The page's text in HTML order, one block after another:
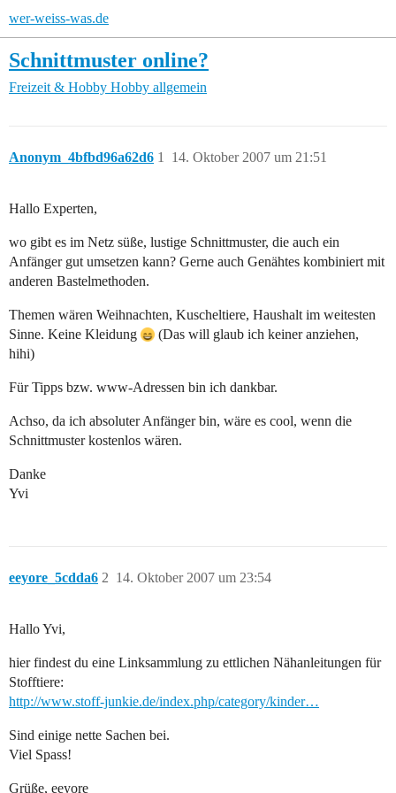
wer-weiss-was.de
Schnittmuster online?
Freizeit & Hobby Hobby allgemein
Anonym_4bfbd96a62d6 14. Oktober 2007 um 21:51
1
Hallo Experten,
wo gibt es im Netz süße, lustige Schnittmuster, die auch ein
Anfänger gut umsetzen kann? Gerne auch Genähtes kombiniert mit
anderen Bastelmethoden.
Themen wären Weihnachten, Kuscheltiere, Haushalt im weitesten
Sinne. Keine Kleidung
(Das will glaub ich keiner anziehen,
hihi)
Für Tipps bzw. www-Adressen bin ich dankbar.
Achso, da ich absoluter Anfänger bin, wäre es cool, wenn die
Schnittmuster kostenlos wären.
Danke
Yvi
eeyore_5cdda6 14. Oktober 2007 um 23:54
2
Hallo Yvi,
hier findest du eine Linksammlung zu ettlichen Nähanleitungen für
Stofftiere:
http://www.stoff-junkie.de/index.php/category/kinder…
Sind einige nette Sachen bei.
Viel Spass!
Grüße, eeyore